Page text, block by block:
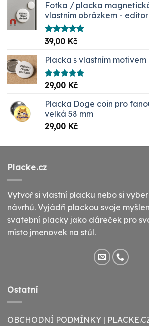
Fotka / placka
vlastním obrázkem - editor
Hodnocení
5.00
39,00 Kč
Placka s vlastním
Hodnocení
5.00
29,00 Kč
Placka Doge coin pro
velká 58 mm
29,00 Kč
Placke.cz
Vytvoř si vlastní placku nebo si
návrhů. Vyjádři plackou svoje
svatební placky jako dáreček pro
místo jmenovek na stůl.
Ostatní
OBCHODNÍ PODMÍNKY |